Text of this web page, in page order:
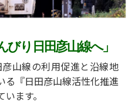
り日田彦山線へ」
山線の利用促進と沿線地
る『日田彦山線活性化推進
ます。